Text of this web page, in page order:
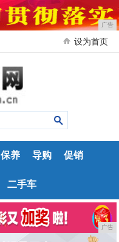
广告
设为首页
保养 导购 促销
二手车
广告